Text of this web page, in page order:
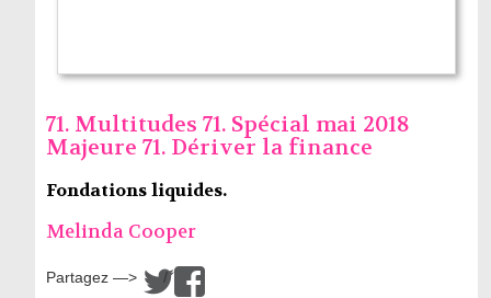
71. Multitudes 71. Spécial mai 2018
Majeure 71. Dériver la finance
Fondations liquides.
Melinda Cooper
Partagez —> /